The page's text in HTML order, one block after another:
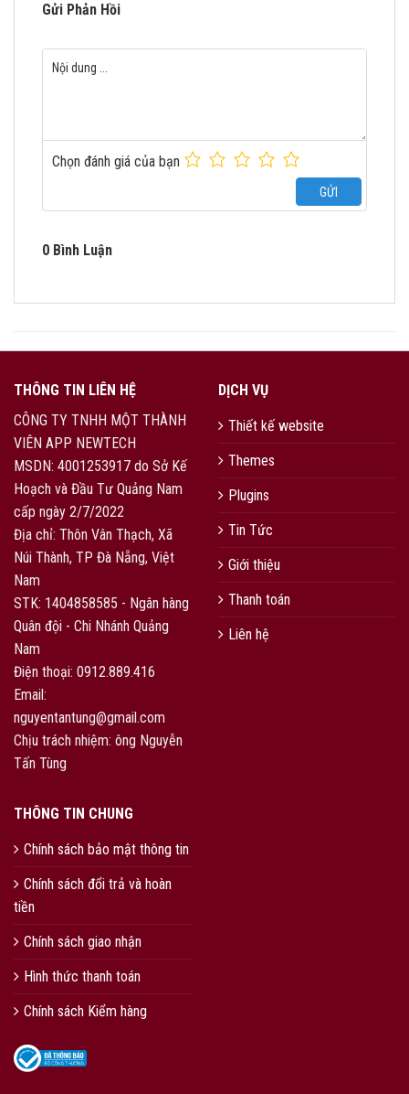
Gửi Phản Hồi
Chọn đánh giá của bạn
GỬI
0 Bình Luận
THÔNG TIN LIÊN HỆ
CÔNG TY TNHH MỘT THÀNH
VIÊN APP NEWTECH
MSDN: 4001253917 do Sở Kế
Hoạch và Đầu Tư Quảng Nam
cấp ngày 2/7/2022
Địa chỉ: Thôn Vân Thạch, Xã
Núi Thành, TP Đà Nẵng, Việt
Nam
STK: 1404858585 - Ngân hàng
Quân đội - Chi Nhánh Quảng
Nam
Điện thoại: 0912.889.416
Email:
nguyentantung@gmail.com
Chịu trách nhiệm: ông Nguyễn
Tấn Tùng
DỊCH VỤ
Thiết kế website
Themes
Plugins
Tin Tức
Giới thiệu
Thanh toán
Liên hệ
THÔNG TIN CHUNG
Chính sách bảo mật thông tin
Chính sách đổi trả và hoàn
tiền
Chính sách giao nhận
Hình thức thanh toán
Chính sách Kiểm hàng